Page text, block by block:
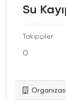
Su
Takipçiler
0